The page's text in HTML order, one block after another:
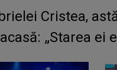
Cristea,
„Starea ei